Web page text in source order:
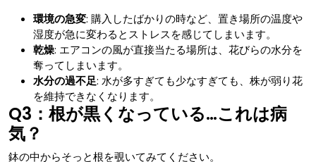
環境の急変: 購入したばかりの時など、置き場所の温度や
湿度が急に変わるとストレスを感じてしまいます。
乾燥: エアコンの風が直接当たる場所は、花びらの水分を
奪ってしまいます。
水分の過不足: 水が多すぎても少なすぎても、株が弱り花
を維持できなくなります。
Q3：根が黒くなっている…これは病
気？
鉢の中からそっと根を覗いてみてください。